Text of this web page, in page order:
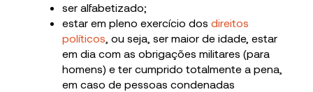
ser alfabetizado;
estar em pleno exercício dosdireitos
políticos , ou seja, ser maior de idade, estar
em dia com as obrigações militares (para
homens) e ter cumprido totalmente a pena,
em caso de pessoas condenadas